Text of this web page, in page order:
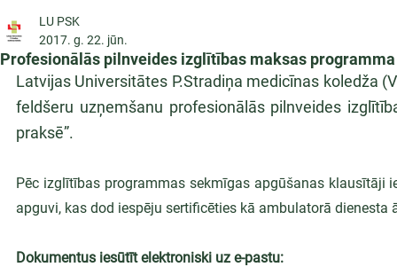
ESF projekti
Profesionālās pilnveides izglītības maksas
LU PSK
2017. g. 22. jūn.
Latvijas Universitātes P.Stradiņa medicīnas koledža
feldšeru uzņemšanu profesionālās pilnveides
praksē”.
Pēc izglītības programmas sekmīgas apgūšanas
apguvi, kas dod iespēju sertificēties kā ambulatorā dienesta
Dokumentus iesūtīt elektroniski uz e-pastu: